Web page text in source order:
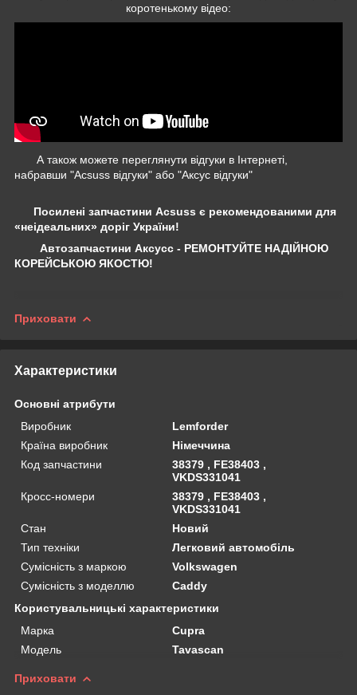
коротенькому відео:
А також можете переглянути відгуки в Інтернеті,
набравши "Acsuss відгуки" або "Аксус відгуки"
Посилені запчастини Acsuss є рекомендованими для
«неідеальних» доріг України!
Автозапчастини Аксусс - РЕМОНТУЙТЕ НАДІЙНОЮ
КОРЕЙСЬКОЮ ЯКОСТЮ!
Приховати
Характеристики
Основні атрибути
Виробник
Lemforder
Країна виробник
Німеччина
Код запчастини
38379 , FE38403 ,
VKDS331041
Кросс-номери
38379 , FE38403 ,
VKDS331041
Стан
Новий
Тип техніки
Легковий автомобіль
Сумісність з маркою
Volkswagen
Сумісність з моделлю
Caddy
Користувальницькі характеристики
Марка
Cupra
Мoдель
Tavascan
Приховати